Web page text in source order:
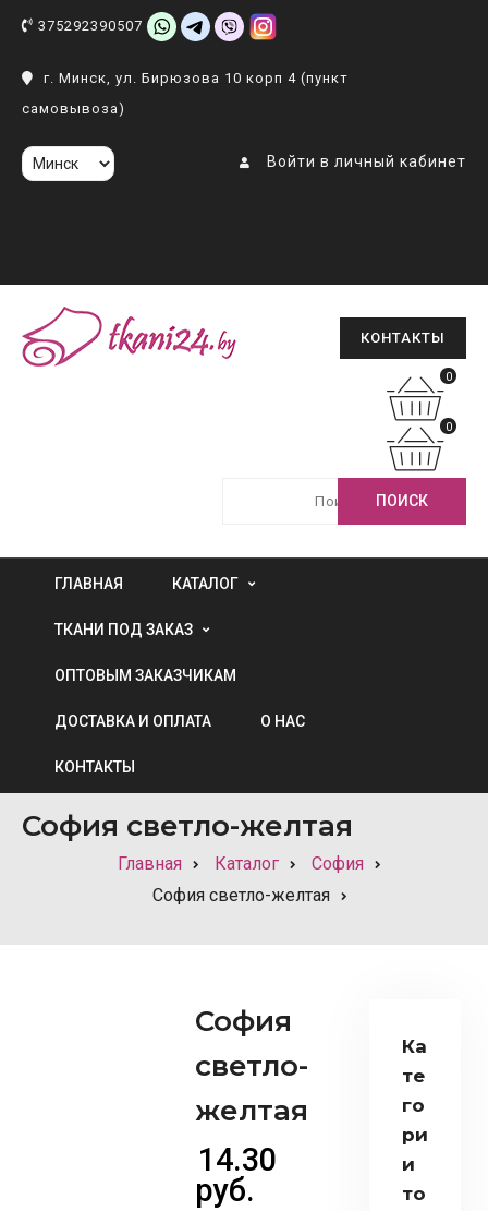
375292390507
г. Минск, ул. Бирюзова 10 корп 4 (пункт
самовывоза)
Войти в личный кабинет
КОНТАКТЫ
0
0
ГЛАВНАЯ КАТАЛОГ
ТКАНИ ПОД ЗАКАЗ
ОПТОВЫМ ЗАКАЗЧИКАМ
ДОСТАВКА И ОПЛАТА О НАС
КОНТАКТЫ
София светло-желтая
Главная Каталог
София
София светло-желтая
София
светло-
желтая
14.30
руб.
Ка
те
го
ри
и
то